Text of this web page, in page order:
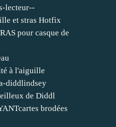
lecteur--
et stras Hotfix
pour casque de
à l'aiguille
diddlindsey
de Diddl
brodées